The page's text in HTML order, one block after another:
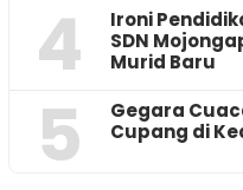
4
Ironi
SDN
Murid Baru
5
‎Gegara
Cupang di